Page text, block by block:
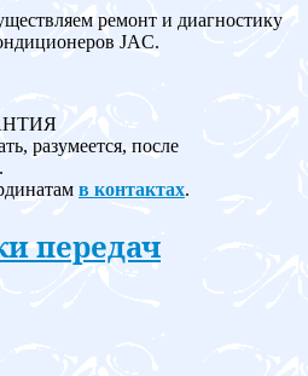
ремонт и диагностику
JAC.
разумеется, после
в контактах.
передач